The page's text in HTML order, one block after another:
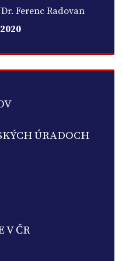
Ferenc Radovan
ÚRADOCH
V ČR